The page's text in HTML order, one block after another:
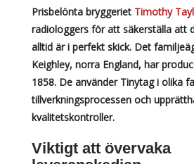
Prisbelönta bryggeriet Timothy
radiologgers för att säkerställa att
alltid är i perfekt skick. Det
Keighley, norra England, har
1858. De använder Tinytag i olika
tillverkningsprocessen och
kvalitetskontroller.
Viktigt att övervaka